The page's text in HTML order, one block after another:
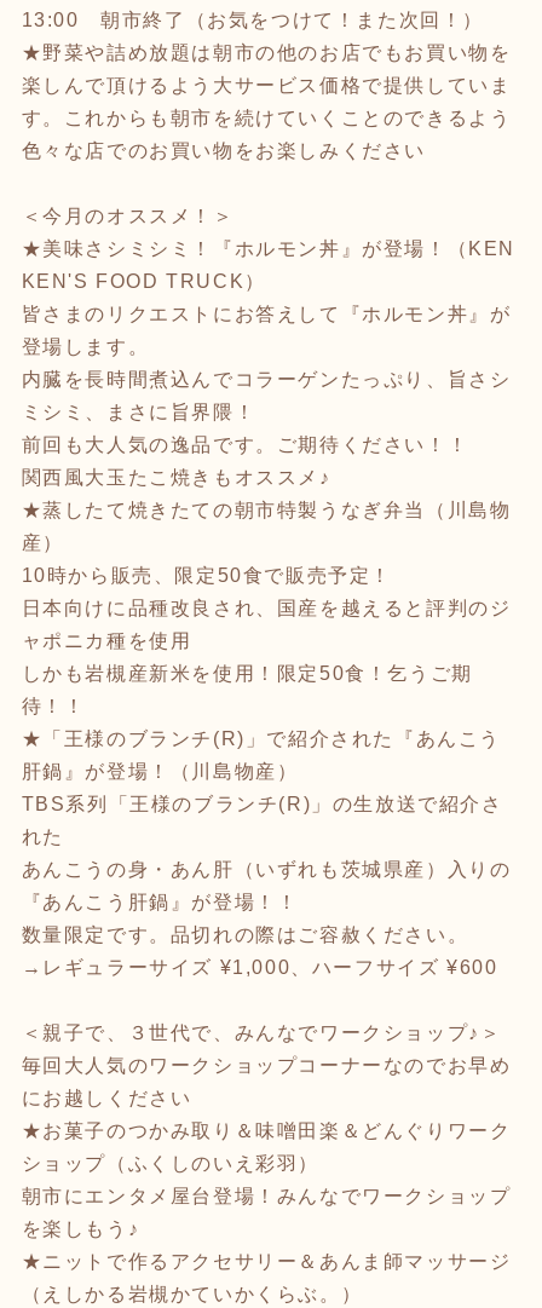
13:00 朝市終了（お気をつけて！また次回！）
★野菜や詰め放題は朝市の他のお店でもお買い物を
楽しんで頂けるよう大サービス価格で提供していま
す。これからも朝市を続けていくことのできるよう
色々な店でのお買い物をお楽しみください
＜今月のオススメ！＞
★美味さシミシミ！『ホルモン丼』が登場！（KEN
KEN'S FOOD TRUCK）
皆さまのリクエストにお答えして『ホルモン丼』が
登場します。
内臓を長時間煮込んでコラーゲンたっぷり、旨さシ
ミシミ、まさに旨界隈！
前回も大人気の逸品です。ご期待ください！！
関西風大玉たこ焼きもオススメ♪
★蒸したて焼きたての朝市特製うなぎ弁当（川島物
産）
10時から販売、限定50食で販売予定！
日本向けに品種改良され、国産を越えると評判のジ
ャポニカ種を使用
しかも岩槻産新米を使用！限定50食！乞うご期
待！！
★「王様のブランチ(R)」で紹介された『あんこう
肝鍋』が登場！（川島物産）
TBS系列「王様のブランチ(R)」の生放送で紹介さ
れた
あんこうの身・あん肝（いずれも茨城県産）入りの
『あんこう肝鍋』が登場！！
数量限定です。品切れの際はご容赦ください。
→レギュラーサイズ ¥1,000、ハーフサイズ ¥600
＜親子で、３世代で、みんなでワークショップ♪＞
毎回大人気のワークショップコーナーなのでお早め
にお越しください
★お菓子のつかみ取り＆味噌田楽＆どんぐりワーク
ショップ（ふくしのいえ彩羽）
朝市にエンタメ屋台登場！みんなでワークショップ
を楽しもう♪
★ニットで作るアクセサリー＆あんま師マッサージ
（えしかる岩槻かていかくらぶ。）